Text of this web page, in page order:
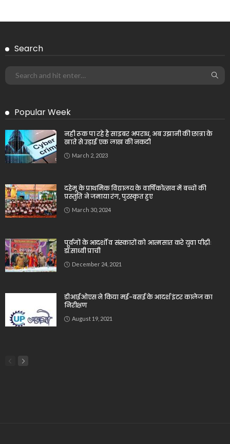
Search
Popular Week
नही रूक पा रहे है साइबर अपराध, अब उझानी की छात्रा के
खाते से उड़ाई एक लाख की नकदी
March 2, 2023
दहेमू के प्राथमिक विद्यालय के वार्षिकोत्सव में बच्चों की
प्रस्तुति ने जमाया रंग, पुरस्कृत हुए
March 30, 2024
पूर्वजों के आदर्शों व संस्कारों को आत्मसात करे युवा पीढ़ीः
डॉ.साध्वी प्राची
December 24, 2021
डीआईओएस ने किया मई-बसई के आदर्श इंटर कालेज का
निरीक्षण
August 19, 2021